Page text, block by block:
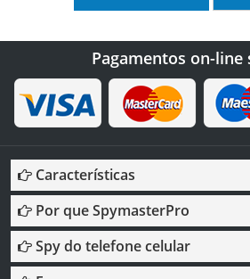
Pagamentos on-line
Características
Por que SpymasterPro
Spy do telefone celular